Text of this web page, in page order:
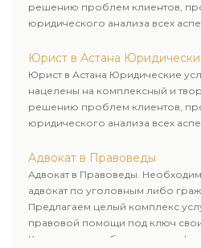
решению проблем клиентов,
юридического анализа всех
Юрист в Астана
Юрист в Астана Юридические
нацелены на комплексный и
решению проблем клиентов,
юридического анализа всех
Адвокат в Правоведы
Адвокат в Правоведы.
адвокат по уголовным либо
Предлагаем целый комплекс
правовой помощи под ключ
Комплексное обслуживание